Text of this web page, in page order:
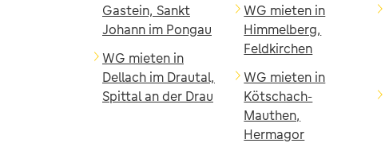
Gastein, Sankt
Johann im Pongau
WG mieten in
Dellach im Drautal,
Spittal an der Drau
WG mieten in
Himmelberg,
Feldkirchen
WG mieten in
Kötschach-
Mauthen,
Hermagor